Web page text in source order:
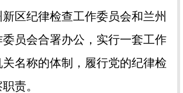
纪律检查工作委员会和兰州
员会合署办公，实行一套工作
名称的体制，履行党的纪律检
责。